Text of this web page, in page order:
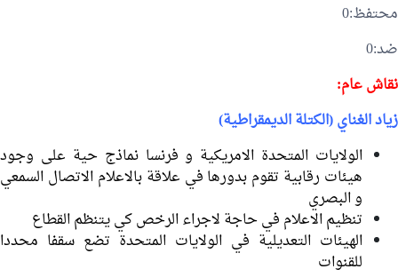
محتفظ:0
ضد:0
نقاش عام:
زياد الغناي (الكتلة الديمقراطية)
الولايات المتحدة الامريكية و فرنسا نماذج حية على وجود
هيئات رقابية تقوم بدورها في علاقة بالاعلام الاتصال السمعي
و البصري
تنظيم الاعلام في حاجة لاجراء الرخص كي يتنظم القطاع
الهيئات التعديلية في الولايات المتحدة تضع سقفا محددا
للقنوات